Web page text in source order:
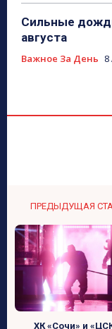
Сильные
августа
Важное За День 8
ПРЕДЫДУЩАЯ
ХК «Сочи» и